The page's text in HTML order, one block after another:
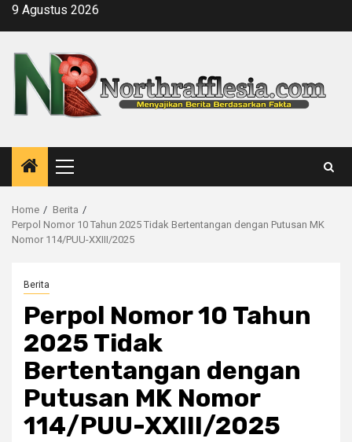
Skip9 Agustus 2026
Primary
Menu
Home
Berita
Perpol Nomor 10 Tahun 2025 Tidak Bertentangan dengan Putusan MK
Nomor 114/PUU-XXIII/2025
Berita
Perpol Nomor 10 Tahun
2025 Tidak
Bertentangan dengan
Putusan MK Nomor
114/PUU-XXIII/2025